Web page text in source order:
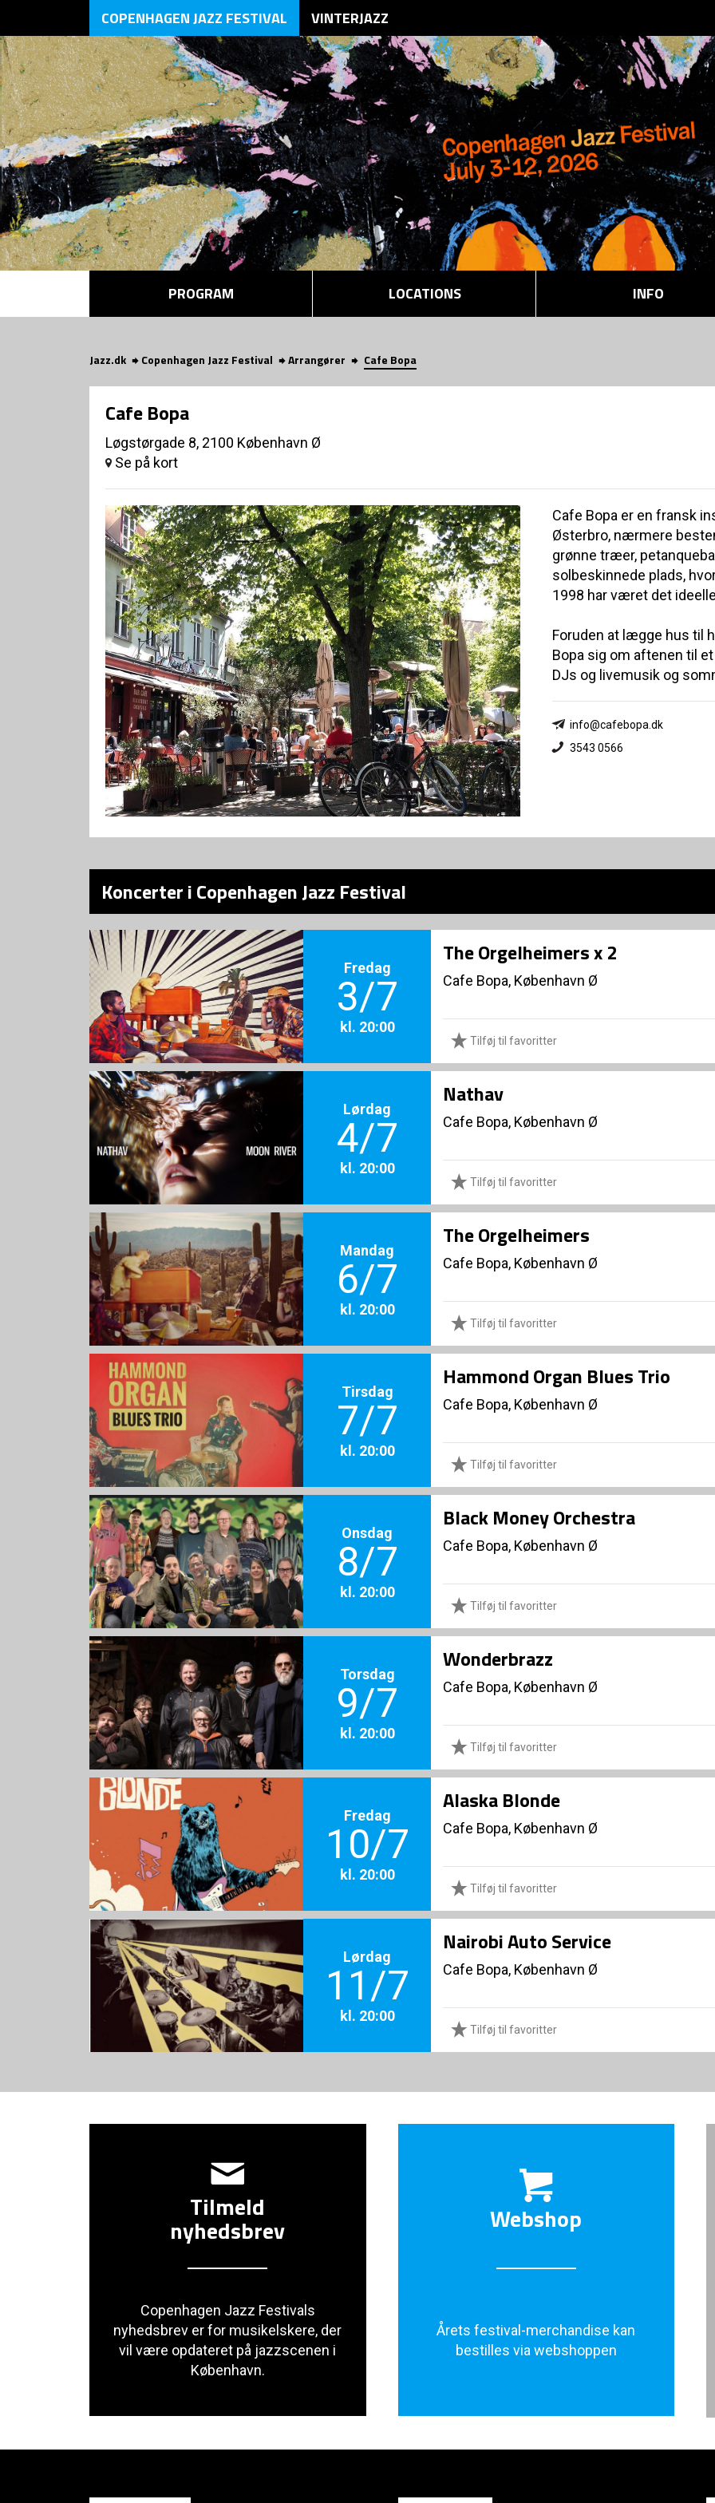
COPENHAGEN JAZZ FESTIVAL VINTERJAZZ
PROGRAM LOCATIONS INFO
Jazz.dk Copenhagen Jazz Festival Arrangører Cafe Bopa
Cafe Bopa
Løgstørgade 8, 2100 København Ø
Se på kort
Cafe Bopa er en fransk
Østerbro, nærmere
grønne træer,
solbeskinnede plads,
1998 har været det
Foruden at lægge hus til
Bopa sig om aftenen til
DJs og livemusik og
info@cafebopa.dk
3543 0566
Koncerter i Copenhagen Jazz Festival
Fredag
3/7
kl. 20:00
The Orgelheimers x 2
Cafe Bopa, København Ø
Tilføj til favoritter
Lørdag
4/7
kl. 20:00
Nathav
Cafe Bopa, København Ø
Tilføj til favoritter
Mandag
6/7
kl. 20:00
The Orgelheimers
Cafe Bopa, København Ø
Tilføj til favoritter
Tirsdag
7/7
kl. 20:00
Hammond Organ Blues Trio
Cafe Bopa, København Ø
Tilføj til favoritter
Onsdag
8/7
kl. 20:00
Black Money Orchestra
Cafe Bopa, København Ø
Tilføj til favoritter
Torsdag
9/7
kl. 20:00
Wonderbrazz
Cafe Bopa, København Ø
Tilføj til favoritter
Fredag
10/7
kl. 20:00
Alaska Blonde
Cafe Bopa, København Ø
Tilføj til favoritter
Lørdag
11/7
kl. 20:00
Nairobi Auto Service
Cafe Bopa, København Ø
Tilføj til favoritter
Tilmeld
nyhedsbrev
Copenhagen Jazz Festivals
nyhedsbrev er for musikelskere, der
vil være opdateret på jazzscenen i
København.
Webshop
Årets festival-merchandise kan
bestilles via webshoppen